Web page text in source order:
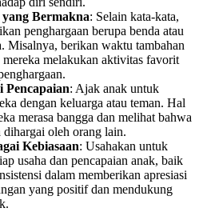
Bermakna: Selain kata-kata,
penghargaan berupa benda atau
Misalnya, berikan waktu tambahan
melakukan aktivitas favorit
: Ajak anak untuk
dengan keluarga atau teman. Hal
merasa bangga dan melihat bahwa
dihargai oleh orang lain.
Kebiasaan: Usahakan untuk
usaha dan pencapaian anak, baik
dalam memberikan apresiasi
yang positif dan mendukung